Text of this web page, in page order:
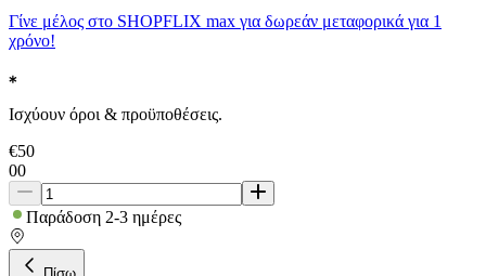
Γίνε μέλος στο SHOPFLIX max για δωρεάν μεταφορικά για 1
χρόνο!
Ισχύουν όροι & προϋποθέσεις.
€50
00
Παράδοση 2-3 ημέρες